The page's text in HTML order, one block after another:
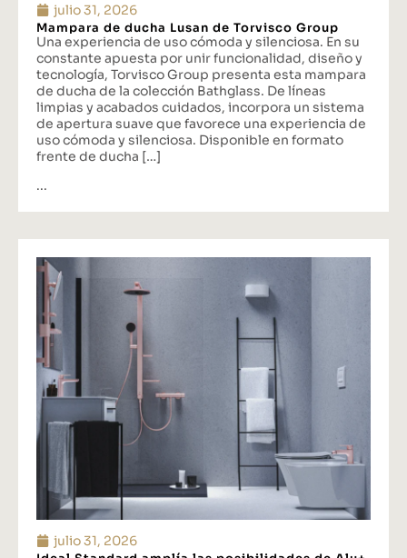
julio 31, 2026
Mampara de ducha Lusan de Torvisco Group
Una experiencia de uso cómoda y silenciosa. En su
constante apuesta por unir funcionalidad, diseño y
tecnología, Torvisco Group presenta esta mampara
de ducha de la colección Bathglass. De líneas
limpias y acabados cuidados, incorpora un sistema
de apertura suave que favorece una experiencia de
uso cómoda y silenciosa. Disponible en formato
frente de ducha […]
...
julio 31, 2026